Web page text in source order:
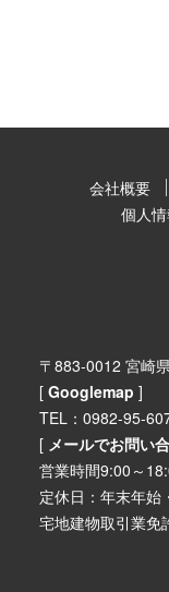
会社概要
個人
〒883-0012 宮崎
[ Googlemap ]
TEL：0982-95-
[ メールでお問い
営業時間9:00～
定休日：年末年始
宅地建物取引業免